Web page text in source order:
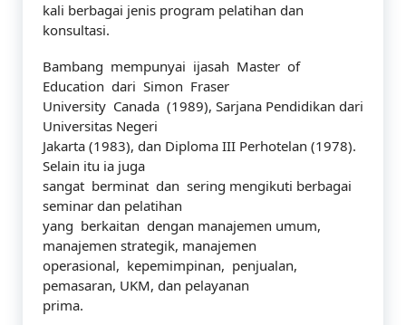
kali berbagai jenis program pelatihan dan
konsultasi.
Bambang mempunyai ijasah Master of
Education dari Simon Fraser
University Canada (1989), Sarjana Pendidikan dari
Universitas Negeri
Jakarta (1983), dan Diploma III Perhotelan (1978).
Selain itu ia juga
sangat berminat dan sering mengikuti berbagai
seminar dan pelatihan
yang berkaitan dengan manajemen umum,
manajemen strategik, manajemen
operasional, kepemimpinan, penjualan,
pemasaran, UKM, dan pelayanan
prima.